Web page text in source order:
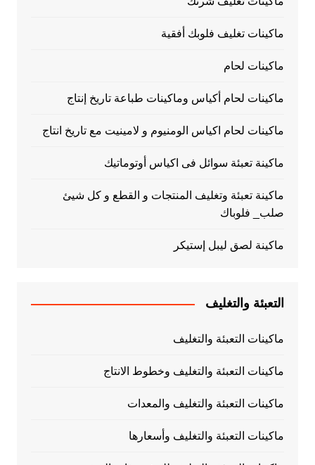
ماكينات تغليف فلوبك أفقية
ماكينات لحام
ماكينات لحام أكياس وماكينات طباعة تاريخ إنتاج
ماكينات لحام اكياس الومنيوم و لامينيت مع تاريخ انتاج
ماكينة تعبئة سوائل فى اكياس أوتوماتيك
ماكينة تعبئة وتغليف المنتجات و القطع و كل شيئ
صلب_ فلوباك
ماكينة لصق ليبل إستيكر
التعبئة والتغليف
ماكينات التعبئة والتغليف
ماكينات التعبئة والتغليف وخطوط الانتاج
ماكينات التعبئة والتغليف والمعدات
ماكينات التعبئة والتغليف وأسعارها